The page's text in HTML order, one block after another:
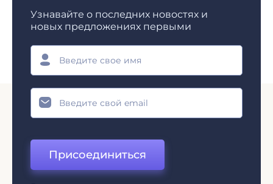
Узнавайте о последних новостях и
новых предложениях первыми
Присоединиться